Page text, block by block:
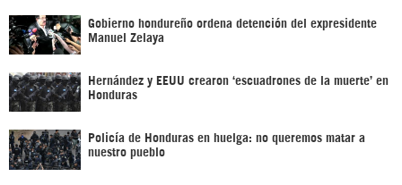
Gobierno hondureño ordena detención del expresidente
Manuel Zelaya
Hernández y EEUU crearon ‘escuadrones de la muerte’ en
Honduras
Policía de Honduras en huelga: no queremos matar a
nuestro pueblo